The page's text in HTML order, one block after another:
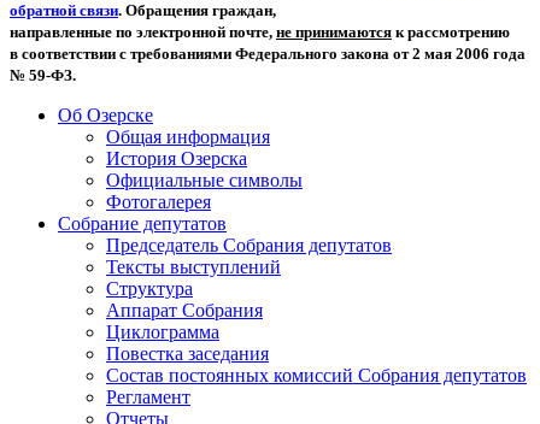
обратной связи. Обращения граждан,
направленные по электронной почте, не принимаются к рассмотрению
в соответствии с требованиями Федерального закона от 2 мая 2006 года
№ 59-ФЗ.
Об Озерске
Общая информация
История Озерска
Официальные символы
Фотогалерея
Собрание депутатов
Председатель Собрания депутатов
Тексты выступлений
Структура
Аппарат Собрания
Циклограмма
Повестка заседания
Состав постоянных комиссий Собрания депутатов
Регламент
Отчеты